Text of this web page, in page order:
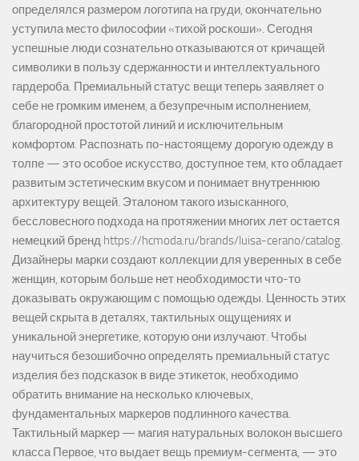
определялся размером логотипа на груди, окончательно
уступила место философии «тихой роскоши». Сегодня
успешные люди сознательно отказываются от кричащей
символики в пользу сдержанности и интеллектуального
гардероба. Премиальный статус вещи теперь заявляет о
себе не громким именем, а безупречным исполнением,
благородной простотой линий и исключительным
комфортом. Распознать по-настоящему дорогую одежду в
толпе — это особое искусство, доступное тем, кто обладает
развитым эстетическим вкусом и понимает внутреннюю
архитектуру вещей. Эталоном такого изысканного,
бессловесного подхода на протяжении многих лет остается
немецкий бренд https://hcmoda.ru/brands/luisa-cerano/catalog.
Дизайнеры марки создают коллекции для уверенных в себе
женщин, которым больше нет необходимости что-то
доказывать окружающим с помощью одежды. Ценность этих
вещей скрыта в деталях, тактильных ощущениях и
уникальной энергетике, которую они излучают. Чтобы
научиться безошибочно определять премиальный статус
изделия без подсказок в виде этикеток, необходимо
обратить внимание на несколько ключевых,
фундаментальных маркеров подлинного качества.
Тактильный маркер — магия натуральных волокон высшего
класса Первое, что выдает вещь премиум-сегмента, — это